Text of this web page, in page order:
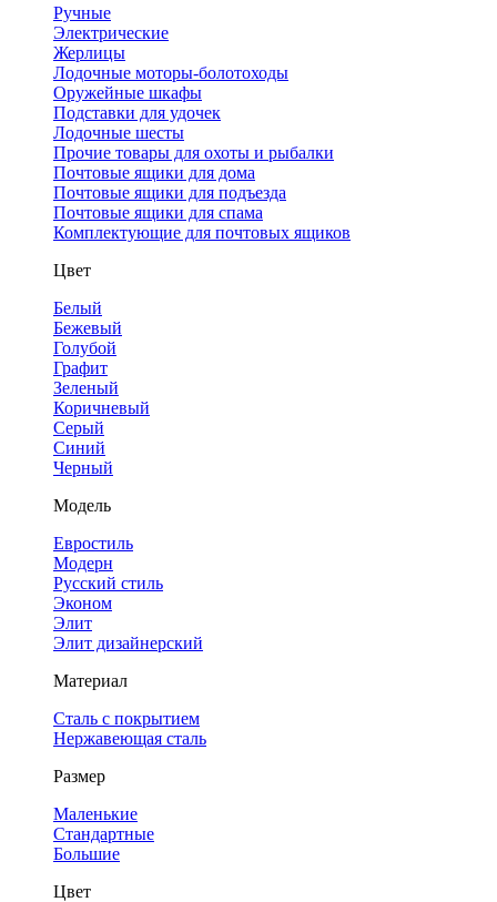
Ручные
Электрические
Жерлицы
Лодочные моторы-болотоходы
Оружейные шкафы
Подставки для удочек
Лодочные шесты
Прочие товары для охоты и рыбалки
Почтовые ящики для дома
Почтовые ящики для подъезда
Почтовые ящики для спама
Комплектующие для почтовых ящиков
Цвет
Белый
Бежевый
Голубой
Графит
Зеленый
Коричневый
Серый
Синий
Черный
Модель
Евростиль
Модерн
Русский стиль
Эконом
Элит
Элит дизайнерский
Материал
Сталь с покрытием
Нержавеющая сталь
Размер
Маленькие
Стандартные
Большие
Цвет